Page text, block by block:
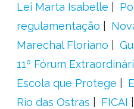
Lei Marta Isabelle
regulamentação
Marechal Floriano
11º Fórum
Escola que Protege
Rio das Ostras
FICAI